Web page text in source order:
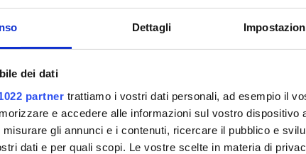
Dettagli
dei dati
partner trattiamo i vostri dati personali, ad esempio il
e accedere alle informazioni sul vostro dispositivo
misurare gli annunci e i contenuti, ricercare il pubblico e
dati e per quali scopi. Le vostre scelte in materia di
Note